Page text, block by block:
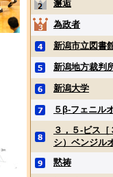
邂逅
為政者
新潟市立図書
新潟地方裁判
新潟大学
５β‐フェニル
３，５‐ビス
シ）ベンジル
黙祷